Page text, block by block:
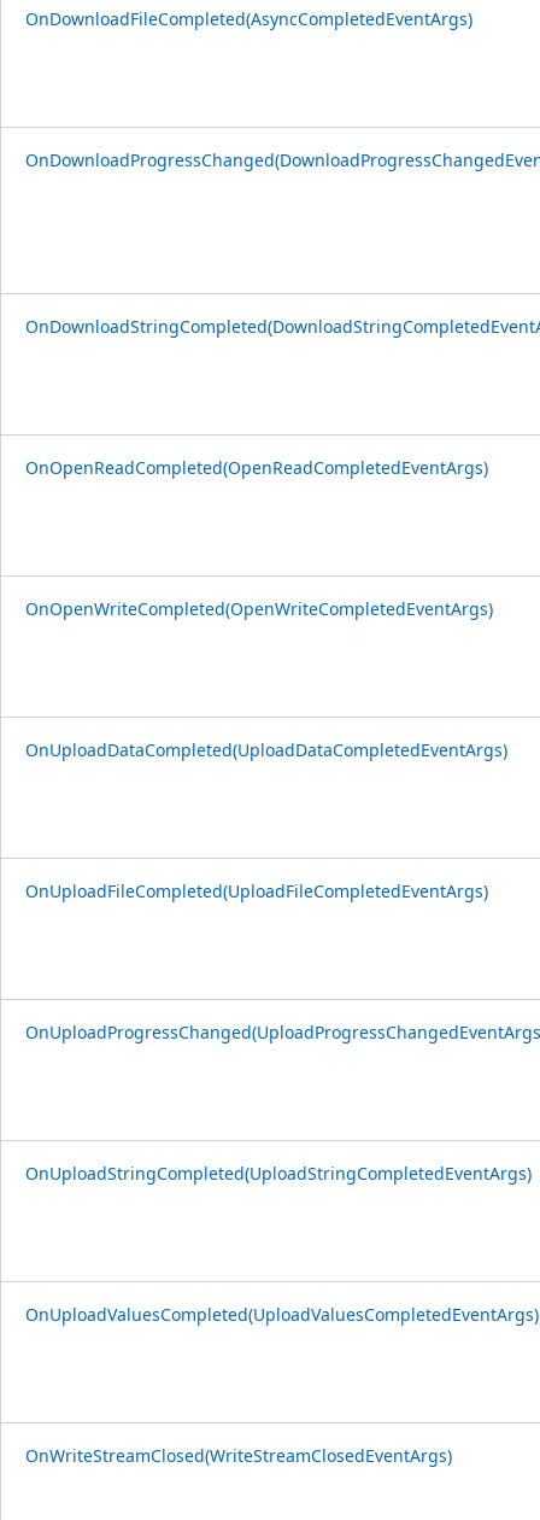
OnDownloadFileCompleted(AsyncCompletedEventArgs)
OnOpenReadCompleted(OpenReadCompletedEventArgs)
OnOpenWriteCompleted(OpenWriteCompletedEventArgs)
OnUploadDataCompleted(UploadDataCompletedEventArgs)
OnUploadFileCompleted(UploadFileCompletedEventArgs)
OnUploadStringCompleted(UploadStringCompletedEventArgs)
OnUploadValuesCompleted(UploadValuesCompletedEventArgs)
OnWriteStreamClosed(WriteStreamClosedEventArgs)